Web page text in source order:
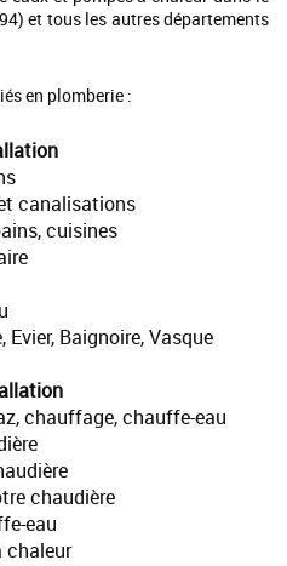
et tous les autres départements
en plomberie :
canalisations
cuisines
Evier, Baignoire, Vasque
chauffage, chauffe-eau
chaudière
eau
chaleur